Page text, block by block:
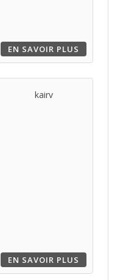
EN SAVOIR PLUS
kairv
EN SAVOIR PLUS